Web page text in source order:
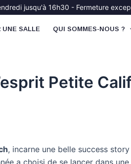
jusqu'à 16h30 - Fermeture
UNE SALLE
QUI SOMMES-NOUS ?
Petite
, incarne une belle success
a choisi de se lancer dans